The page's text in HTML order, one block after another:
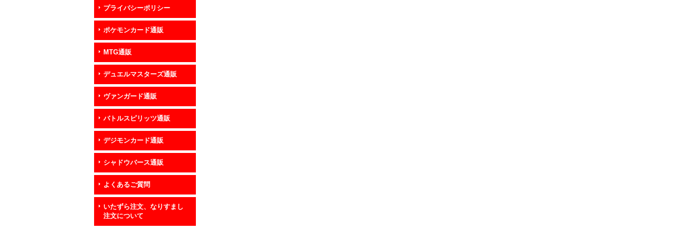
プライバシーポリシー
ポケモンカード通販
MTG通販
デュエルマスターズ通販
ヴァンガード通販
バトルスピリッツ通販
デジモンカード通販
シャドウバース通販
よくあるご質問
いたずら注文、なりすまし
注文について